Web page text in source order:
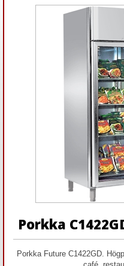
Porkka
Porkka Future C1422GD.